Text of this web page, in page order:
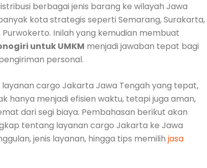
berbagai jenis barang ke wilayah Jawa
kota strategis seperti Semarang, Surakarta,
Purwokerto. Inilah yang kemudian membuat
untuk UMKM menjadi jawaban tepat bagi
personal.
cargo Jakarta Jawa Tengah yang tepat,
hanya menjadi efisien waktu, tetapi juga aman,
dari segi biaya. Pembahasan berikut akan
tentang layanan cargo Jakarta ke Jawa
jenis layanan, hingga tips memilih jasa